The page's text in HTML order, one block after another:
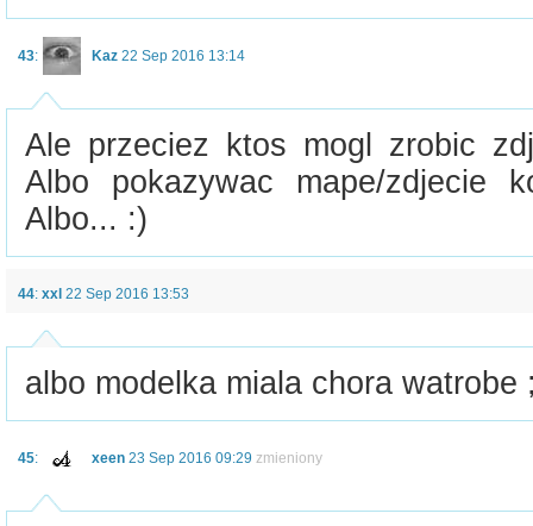
43: Kaz 22 Sep 2016 13:14
Ale przeciez ktos mogl zrobic
Albo pokazywac mape/zdjecie
Albo... :)
44: xxl 22 Sep 2016 13:53
albo modelka miala chora watrobe
45: xeen 23 Sep 2016 09:29 zmieniony